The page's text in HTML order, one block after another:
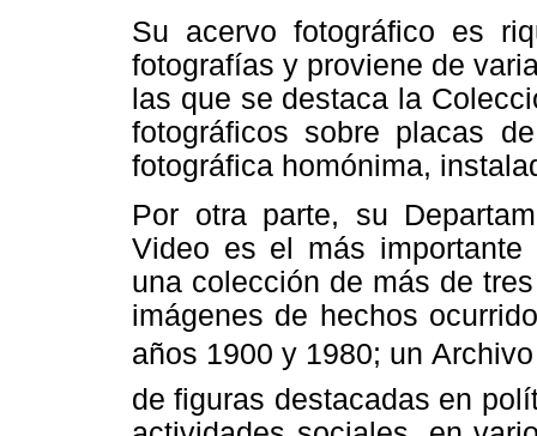
Su acervo fotográfico es
fotografías y proviene de
las que se destaca la
fotográficos sobre placas
fotográfica homónima,
Por otra parte, su
Video es el más importante
una colección de más de
imágenes de hechos
años 1900 y 1980; un
de figuras destacadas en